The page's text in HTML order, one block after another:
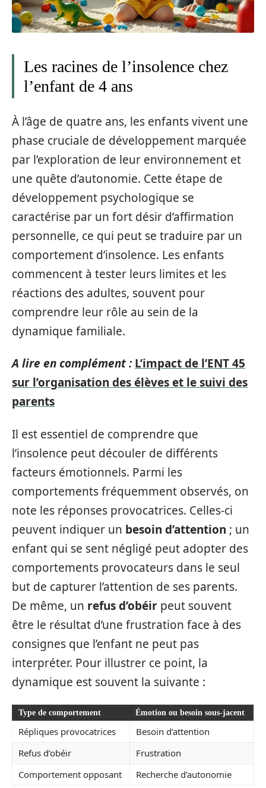
Les racines de l’insolence chez
l’enfant de 4 ans
À l’âge de quatre ans, les enfants vivent une
phase cruciale de développement marquée
par l’exploration de leur environnement et
une quête d’autonomie. Cette étape de
développement psychologique se
caractérise par un fort désir d’affirmation
personnelle, ce qui peut se traduire par un
comportement d’insolence. Les enfants
commencent à tester leurs limites et les
réactions des adultes, souvent pour
comprendre leur rôle au sein de la
dynamique familiale.
A lire en complément : L’impact de l’ENT 45
sur l’organisation des élèves et le suivi des
parents
Il est essentiel de comprendre que
l’insolence peut découler de différents
facteurs émotionnels. Parmi les
comportements fréquemment observés, on
note les réponses provocatrices. Celles-ci
peuvent indiquer un besoin d’attention ; un
enfant qui se sent négligé peut adopter des
comportements provocateurs dans le seul
but de capturer l’attention de ses parents.
De même, un refus d’obéir peut souvent
être le résultat d’une frustration face à des
consignes que l’enfant ne peut pas
interpréter. Pour illustrer ce point, la
dynamique est souvent la suivante :
Type de comportement Émotion ou besoin sous-jacent
Répliques provocatrices
Besoin d’attention
Refus d’obéir
Frustration
Comportement opposant
Recherche d’autonomie